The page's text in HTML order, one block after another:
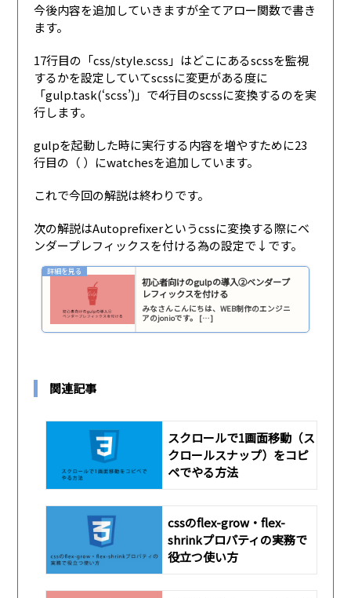
今後内容を追加していきますが全てアロー関数で書き
ます。
17行目の「css/style.scss」はどこにあるscssを監視
するかを設定していてscssに変更がある度に
「gulp.task(‘scss’) 」で4行目のscssに変換するのを実
行します。
gulpを起動した時に実行する内容を増やすために23
行目の（ ）にwatchesを追加しています。
これで今回の解説は終わりです。
次の解説はAutoprefixerというcssに変換する際にベ
ンダープレフィックスを付ける為の設定で↓です。
初心者向けのgulpの導入②ベンダープ
レフィックスを付ける
みなさんこんにちは、WEB制作のエンジニ
アのjonioです。 […]
関連記事
スクロールで1画面移動（ス
クロールスナップ）をコピ
ペでやる方法
cssのflex-grow・flex-
shrinkプロパティの実務で
役立つ使い方